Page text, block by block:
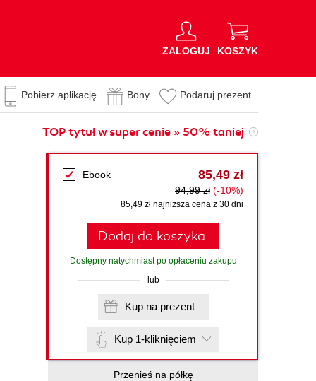
ZALOGUJ KOSZYK
Pobierz aplikację Bony Podaruj prezent
TOP tytuł w super cenie » 50% taniej
Ebook 85,49 zł
94,99 zł (-10%)
85,49 zł najniższa cena z 30 dni
Dodaj do koszyka
Dostępny natychmiast po opłaceniu zakupu
lub
Kup na prezent
Kup 1-kliknięciem
Przenieś na półkę